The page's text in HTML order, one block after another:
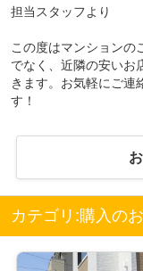
担当スタッフより
この度はマンションの
でなく、近隣の安いお
きます。お気軽にご連
す！
カテゴリ:購入の